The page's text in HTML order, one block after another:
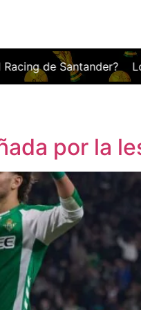
abonos del Espanyol,
por la